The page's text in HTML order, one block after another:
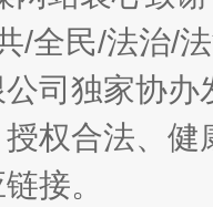
/全民/法治/
司独家协
权合法、
接。